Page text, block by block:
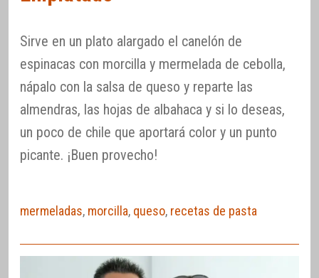
Sirve en un plato alargado el canelón de
espinacas con morcilla y mermelada de cebolla,
nápalo con la salsa de queso y reparte las
almendras, las hojas de albahaca y si lo deseas,
un poco de chile que aportará color y un punto
picante. ¡Buen provecho!
mermeladas, morcilla, queso, recetas de pasta